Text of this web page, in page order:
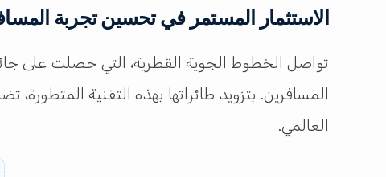
الاستثمار المستمر في تحسين تجربة
المسافرين. بتزويد طائراتها بهذه التقنية
العالمي.